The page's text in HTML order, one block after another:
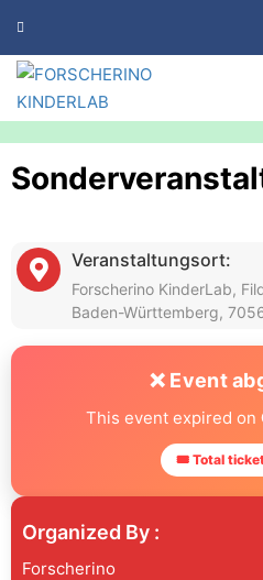
Veranstaltungsort:
Forscherino KinderLab,
Baden-Württemberg,
❌ Event
This event expired on
🎟 Total
Organized By :
Forscherino